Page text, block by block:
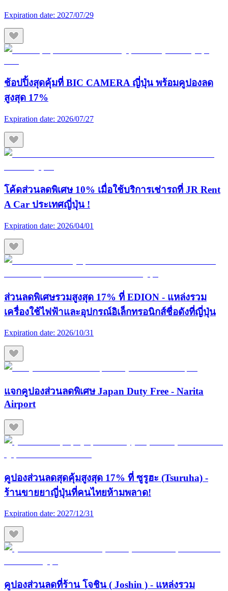
Expiration date: 2027/07/29
ช้อปปิ้งสุดคุ้มที่ BIC CAMERA ญี่ปุ่น พร้อมคูปองลด
สูงสุด 17%
Expiration date: 2026/07/27
โค้ดส่วนลดพิเศษ 10% เมื่อใช้บริการเช่ารถที่ JR Rent
A Car ประเทศญี่ปุ่น !
Expiration date: 2026/04/01
ส่วนลดพิเศษรวมสูงสุด 17% ที่ EDION - แหล่งรวม
เครื่องใช้ไฟฟ้าและอุปกรณ์อิเล็กทรอนิกส์ชื่อดังที่ญี่ปุ่น
Expiration date: 2026/10/31
แจกคูปองส่วนลดพิเศษ Japan Duty Free - Narita
Airport
คูปองส่วนลดสุดคุ้มสูงสุด 17% ที่ ซูรูฮะ (Tsuruha) -
ร้านขายยาญี่ปุ่นที่คนไทยห้ามพลาด!
Expiration date: 2027/12/31
คูปองส่วนลดที่ร้าน โจชิน ( Joshin ) - แหล่งรวม